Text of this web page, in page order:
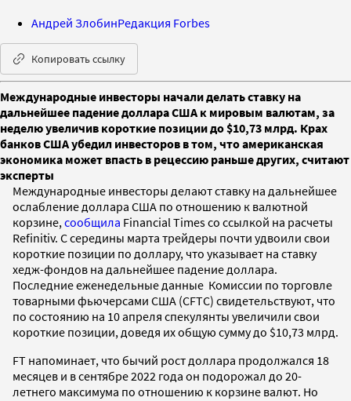
Андрей ЗлобинРедакция Forbes
Копировать ссылку
Международные инвесторы начали делать ставку на
дальнейшее падение доллара США к мировым валютам, за
неделю увеличив короткие позиции до $10,73 млрд. Крах
банков США убедил инвесторов в том, что американская
экономика может впасть в рецессию раньше других, считают
эксперты
Международные инвесторы делают ставку на дальнейшее
ослабление доллара США по отношению к валютной
корзине, сообщила Financial Times со ссылкой на расчеты
Refinitiv. С середины марта трейдеры почти удвоили свои
короткие позиции по доллару, что указывает на ставку
хедж-фондов на дальнейшее падение доллара.
Последние еженедельные данные Комиссии по торговле
товарными фьючерсами США (CFTC) свидетельствуют, что
по состоянию на 10 апреля спекулянты увеличили свои
короткие позиции, доведя их общую сумму до $10,73 млрд.
FT напоминает, что бычий рост доллара продолжался 18
месяцев и в сентябре 2022 года он подорожал до 20-
летнего максимума по отношению к корзине валют. Но